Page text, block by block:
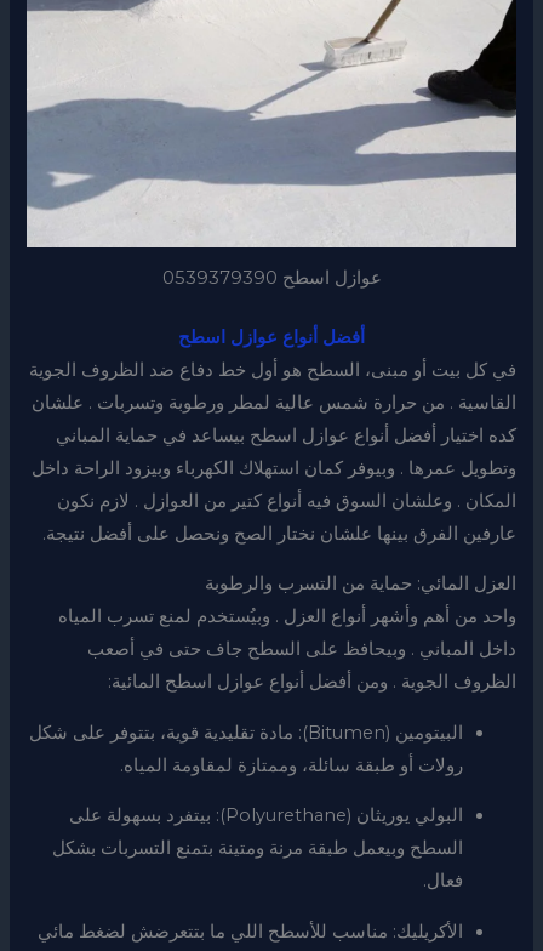
عوازل اسطح 0539379390
أفضل أنواع عوازل اسطح
في كل بيت أو مبنى، السطح هو أول خط دفاع ضد الظروف الجوية
القاسية . من حرارة شمس عالية لمطر ورطوبة وتسربات . علشان
كده اختيار أفضل أنواع عوازل اسطح بيساعد في حماية المباني
وتطويل عمرها . وبيوفر كمان استهلاك الكهرباء وبيزود الراحة داخل
المكان . وعلشان السوق فيه أنواع كتير من العوازل . لازم نكون
عارفين الفرق بينها علشان نختار الصح ونحصل على أفضل نتيجة.
العزل المائي: حماية من التسرب والرطوبة
واحد من أهم وأشهر أنواع العزل . وبيُستخدم لمنع تسرب المياه
داخل المباني . وبيحافظ على السطح جاف حتى في أصعب
الظروف الجوية . ومن أفضل أنواع عوازل اسطح المائية:
البيتومين (Bitumen): مادة تقليدية قوية، بتتوفر على شكل
رولات أو طبقة سائلة، وممتازة لمقاومة المياه.
البولي يوريثان (Polyurethane): بيتفرد بسهولة على
السطح وبيعمل طبقة مرنة ومتينة بتمنع التسربات بشكل
فعال.
الأكريليك: مناسب للأسطح اللي ما بتتعرضش لضغط مائي